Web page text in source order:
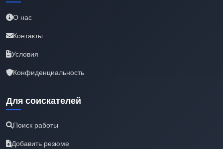
О нас
Контакты
Условия
Конфиденциальность
Для соискателей
Поиск работы
Добавить резюме